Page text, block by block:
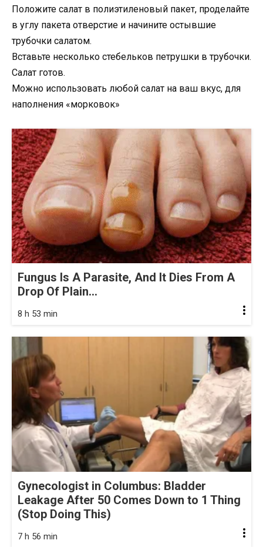
Положите салат в полиэтиленовый пакет, проделайте
в углу пакета отверстие и начините остывшие
трубочки салатом.
Вставьте несколько стебельков петрушки в трубочки.
Салат готов.
Можно использовать любой салат на ваш вкус, для
наполнения «морковок»
Fungus Is A Parasite, And It Dies From A
Drop Of Plain...
8 h 53 min
Gynecologist in Columbus: Bladder
Leakage After 50 Comes Down to 1 Thing
(Stop Doing This)
7 h 56 min